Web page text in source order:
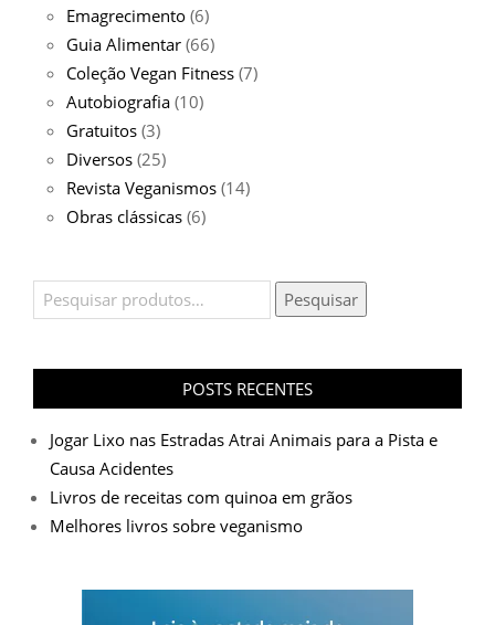
Emagrecimento (6)
Guia Alimentar (66)
Coleção Vegan Fitness (7)
Autobiografia (10)
Gratuitos (3)
Diversos (25)
Revista Veganismos (14)
Obras clássicas (6)
Pesquisar
por:
Pesquisar
POSTS RECENTES
Jogar Lixo nas Estradas Atrai Animais para a Pista e
Causa Acidentes
Livros de receitas com quinoa em grãos
Melhores livros sobre veganismo